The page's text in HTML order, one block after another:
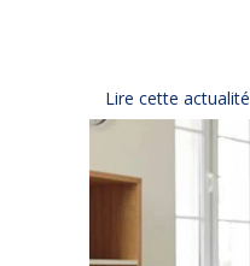
Lire cette actualité